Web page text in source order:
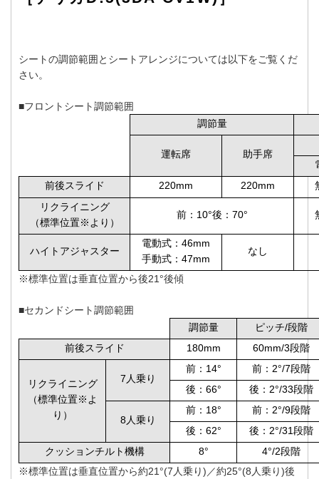
シートの調節範囲とシートアレンジについては以下をご覧くだ
さい。
■フロントシート調節範囲
調節量
運転席
助手席
前後スライド
220mm 220mm
リクライニング
（標準位置※より）
前：10°後：70°
ハイトアジャスター
電動式：46mm
手動式：47mm
なし
※標準位置は垂直位置から後21°後傾
■セカンドシート調節範囲
調節量
ピッチ/段階
前後スライド
180mm 60mm/3段階
リクライニング
（標準位置※よ
り）
7人乗り
前：14°
前：2°/7段階
後：66°
後：2°/33段階
8人乗り
前：18°
前：2°/9段階
後：62°
後：2°/31段階
クッションチルト機構
8°
4°/2段階
※標準位置は垂直位置から約21°(7人乗り)／約25°(8人乗り)後